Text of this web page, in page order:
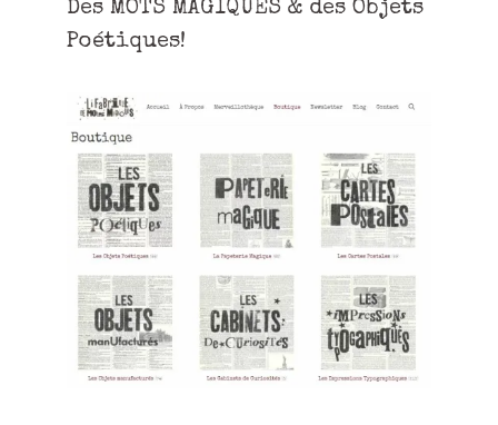
Des MOTS MAGIQUES & des Objets
Poétiques!